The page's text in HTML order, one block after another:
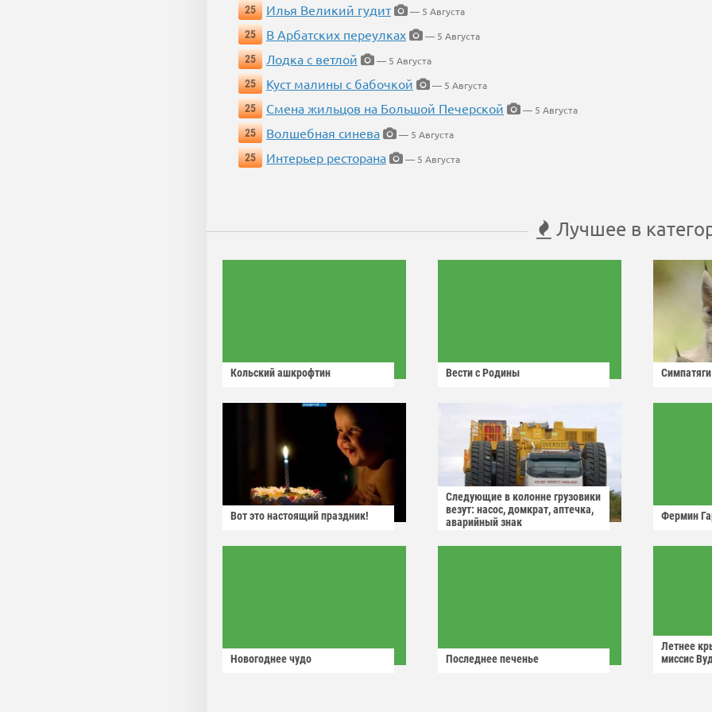
25 Илья Великий гудит
— 5 Августа
25
В Арбатских переулках
— 5 Августа
25
Лодка с ветлой
— 5 Августа
25
Куст малины с бабочкой
— 5 Августа
25
Смена жильцов на Большой Печерской
— 5 Августа
25
Волшебная синева
— 5 Августа
25
Интерьер ресторана — 5 Августа
Лучшее в
Кольский ашкрофтин Вести с Родины Симпатяги
Вот это настоящий праздник!
Следующие в колонне грузовики
везут: насос, домкрат, аптечка,
аварийный знак
Фермин
Новогоднее чудо Последнее печенье
Летнее
миссис